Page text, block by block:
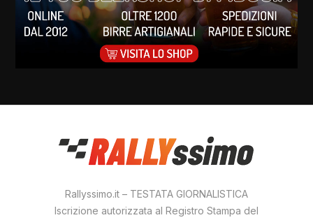
Rallyssimo.it – TESTATA GIORNALISTICA
Iscrizione autorizzata al Registro Stampa del